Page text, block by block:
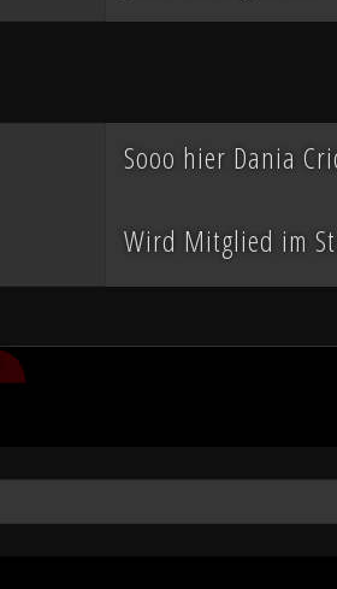
Sooo hier Dania
Wird Mitglied im